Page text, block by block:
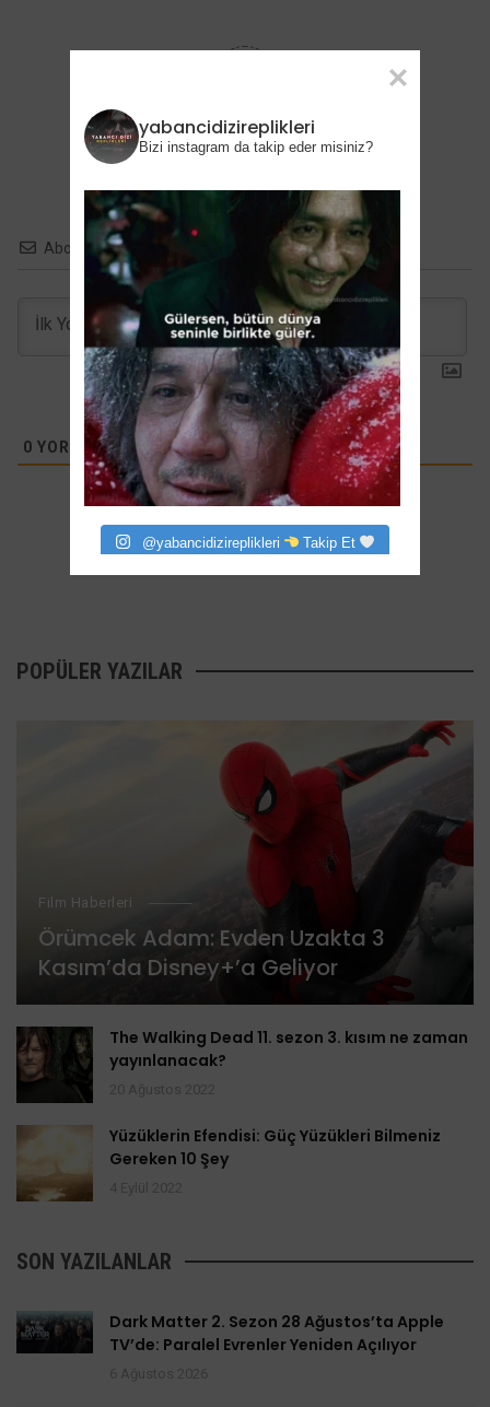
Değerlendir
Abone ol
0 YORUMLAR
POPÜLER YAZILAR
Film Haberleri
Örümcek Adam: Evden Uzakta 3
Kasım’da Disney+’a Geliyor
The Walking Dead 11. sezon 3. kısım ne zaman
yayınlanacak?
Yüzüklerin Efendisi: Güç Yüzükleri Bilmeniz
Gereken 10 Şey
SON YAZILANLAR
Dark Matter 2. Sezon 28 Ağustos’ta Apple
TV’de: Paralel Evrenler Yeniden Açılıyor
yabancidizireplikleri
Bizi instagram da takip eder misiniz?
@yabancidizireplikleri Takip Et